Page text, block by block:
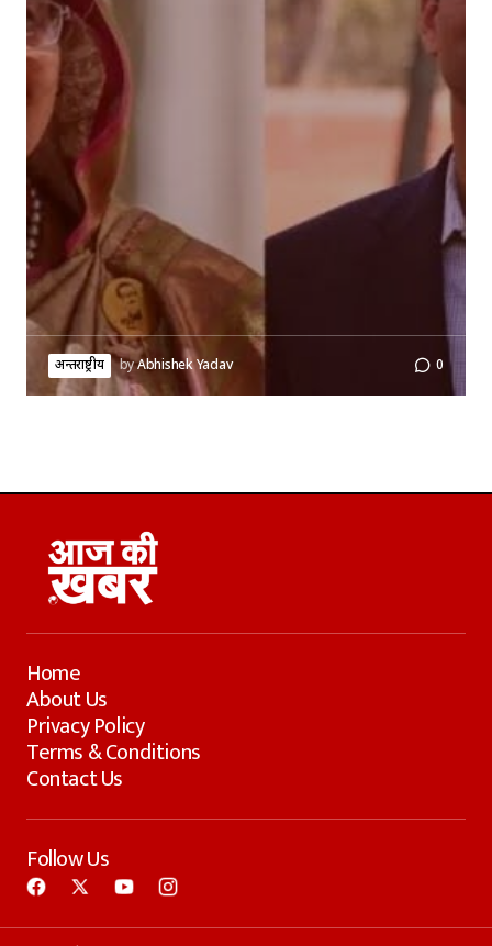
अन्तर्राष्ट्रीय byAbhishek Yadav 0
Home
About Us
Privacy Policy
Terms & Conditions
Contact Us
Follow Us